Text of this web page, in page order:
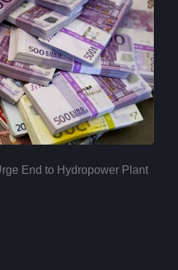
End to Hydropower Plant